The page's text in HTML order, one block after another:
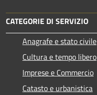
CATEGORIE DI SERVIZIO
Anagrafe e stato civile
Cultura e tempo libero
Imprese e Commercio
Catasto e urbanistica